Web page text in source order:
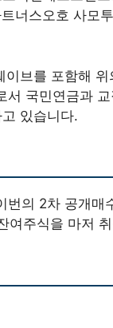
너스오호 사모
브를 포함해
국민연금과
있습니다.
의 2차 공개매
여주식을 마저